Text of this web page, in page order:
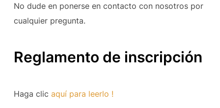
No dude en ponerse en contacto con nosotros por
cualquier pregunta.
Reglamento de inscripción
Haga clic aquí para leerlo !